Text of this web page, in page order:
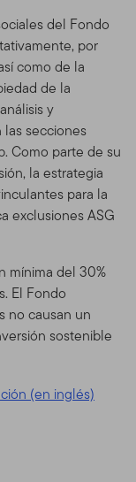
del Fondo
por
como de la
de la
y
secciones
Como parte de su
la estrategia
para la
exclusiones ASG
mínima del 30%
El Fondo
no causan un
sostenible
(en inglés)